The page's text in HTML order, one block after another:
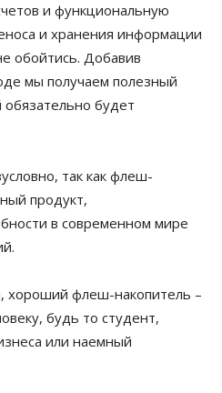
и функциональную
и хранения информации
обойтись. Добавив
мы получаем полезный
будет
так как флеш-
продукт,
в современном мире
хороший флеш-накопитель –
будь то студент,
или наемный